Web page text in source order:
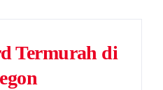
Termurah di